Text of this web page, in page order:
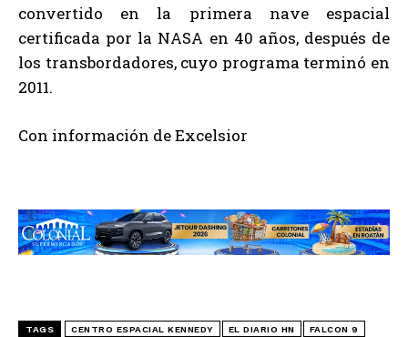
convertido en la primera nave espacial
certificada por la NASA en 40 años, después de
los transbordadores, cuyo programa terminó en
2011.
Con información de Excelsior
TAGS CENTRO ESPACIAL KENNEDY EL DIARIO HN FALCON 9